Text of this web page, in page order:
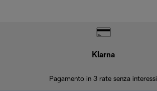
Klarna
Pagamento in 3 rate senza interessi